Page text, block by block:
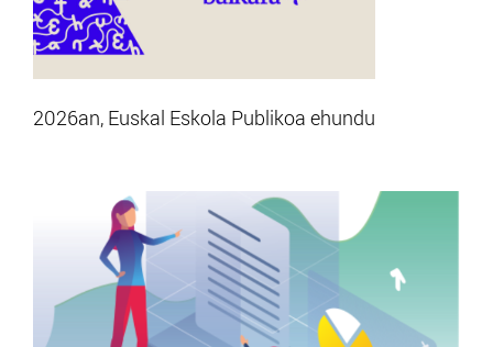
2026an, Euskal Eskola Publikoa ehundu